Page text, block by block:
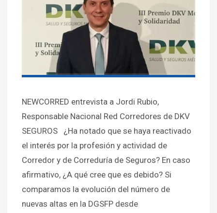
NEWCORRED entrevista a Jordi Rubio,
Responsable Nacional Red Corredores de DKV
SEGUROS ¿Ha notado que se haya reactivado
el interés por la profesión y actividad de
Corredor y de Correduría de Seguros? En caso
afirmativo, ¿A qué cree que es debido? Si
comparamos la evolución del número de
nuevas altas en la DGSFP desde